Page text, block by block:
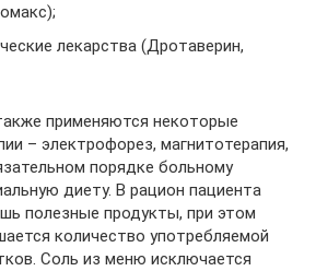
лекарства (Дротаверин,
применяются некоторые
– электрофорез, магнитотерапия,
порядке больному
диету. В рацион пациента
полезные продукты, при этом
количество употребляемой
Соль из меню исключается